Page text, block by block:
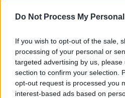
Do Not Process My
If you wish to opt-out of the sale,
processing of your personal or
targeted advertising by us,
section to confirm your selection.
opt-out request is processed you
interest-based ads based on